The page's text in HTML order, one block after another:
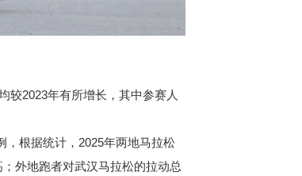
2023年有所增长，其中参赛人
根据统计，2025年两地马拉松
外地跑者对武汉马拉松的拉动总